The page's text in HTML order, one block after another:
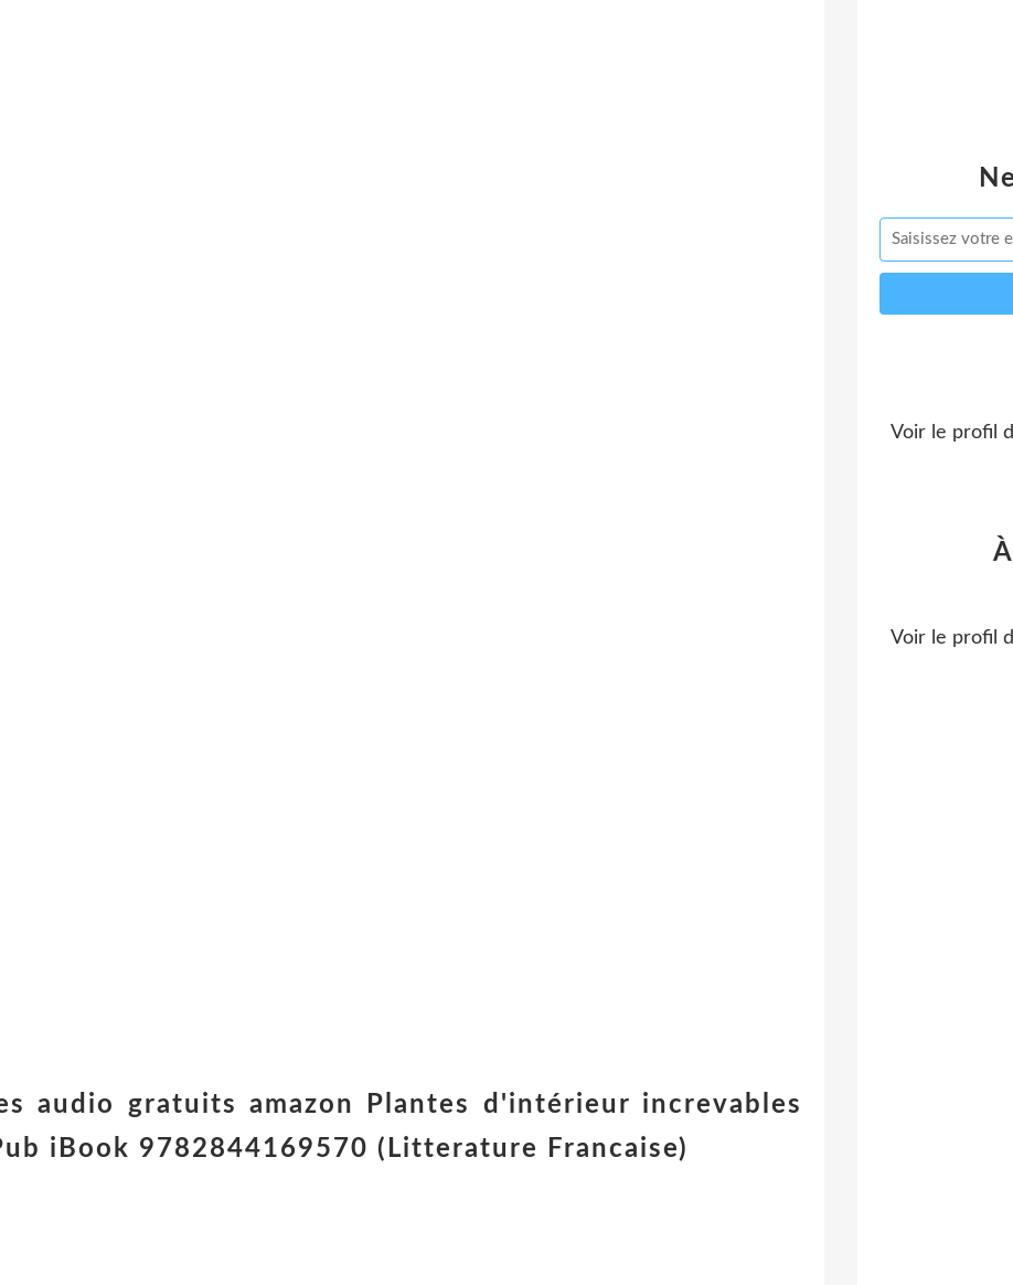
audio gratuits amazon Plantes d'intérieur increvables
iBook 9782844169570 (Litterature Francaise)
Voir le profil
Voir le profil